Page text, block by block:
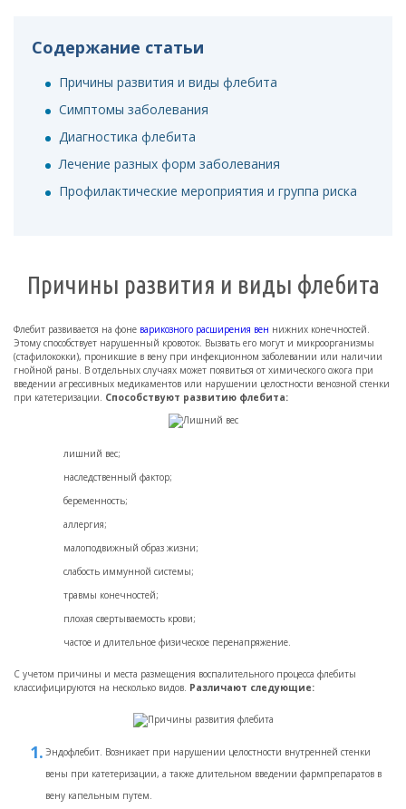
Содержание статьи
Причины развития и виды флебита
Симптомы заболевания
Диагностика флебита
Лечение разных форм заболевания
Профилактические мероприятия и группа риска
Причины развития и виды флебита
Флебит развивается на фоне варикозного расширения вен нижних конечностей.
Этому способствует нарушенный кровоток. Вызвать его могут и микроорганизмы
(стафилококки), проникшие в вену при инфекционном заболевании или наличии
гнойной раны. В отдельных случаях может появиться от химического ожога при
введении агрессивных медикаментов или нарушении целостности венозной стенки
при катетеризации. Способствуют развитию флебита:
лишний вес;
наследственный фактор;
беременность;
аллергия;
малоподвижный образ жизни;
слабость иммунной системы;
травмы конечностей;
плохая свертываемость крови;
частое и длительное физическое перенапряжение.
С учетом причины и места размещения воспалительного процесса флебиты
классифицируются на несколько видов. Различают следующие:
Эндофлебит. Возникает при нарушении целостности внутренней стенки
вены при катетеризации, а также длительном введении фармпрепаратов в
вену капельным путем.